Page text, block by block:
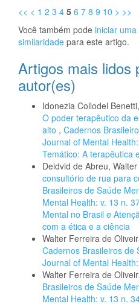
<< < 1 2 3 4 5 6 7 8 9 10 > >>
Você também pode iniciar
similaridade para este artigo.
Artigos mais lidos
autor(es)
Idonezia Collodel
O poder terapêutico da
alto , Cadernos
Journal of Mental
Temático: A terapêutica
Deidvid de Abreu,
consultório de rua para
Brasileiros de Saúde
Mental Health: v. 13 n.
Mental no Brasil e
com a ética e a ciência
Walter Ferreira de
Cadernos Brasileiros de
Journal of Mental
Walter Ferreira de
Brasileiros de Saúde
Mental Health: v. 13 n.